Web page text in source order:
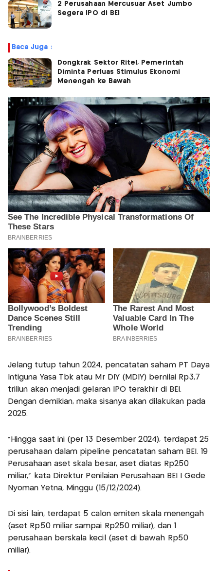
2 Perusahaan Mercusuar Aset Jumbo
Segera IPO di BEI
Baca Juga :
Dongkrak Sektor Ritel, Pemerintah
Diminta Perluas Stimulus Ekonomi
Menengah ke Bawah
Jelang tutup tahun 2024, pencatatan saham PT Daya
Intiguna Yasa Tbk atau Mr DIY (MDIY) bernilai Rp3,7
triliun akan menjadi gelaran IPO terakhir di BEI.
Dengan demikian, maka sisanya akan dilakukan pada
2025.
“Hingga saat ini (per 13 Desember 2024), terdapat 25
perusahaan dalam pipeline pencatatan saham BEI. 19
Perusahaan aset skala besar, aset diatas Rp250
miliar,” kata Direktur Penilaian Perusahaan BEI I Gede
Nyoman Yetna, Minggu (15/12/2024).
Di sisi lain, terdapat 5 calon emiten skala menengah
(aset Rp50 miliar sampai Rp250 miliar), dan 1
perusahaan berskala kecil (aset di bawah Rp50
miliar).